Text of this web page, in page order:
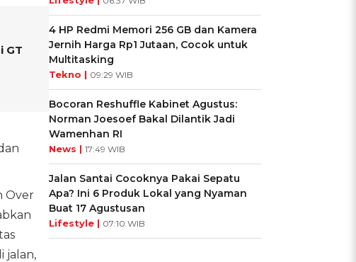
GT
Over
jalan,
4 HP Redmi Memori 256 GB dan Kamera
Jernih Harga Rp1 Jutaan, Cocok untuk
Multitasking
Tekno | 09:29 WIB
Bocoran Reshuffle Kabinet Agustus:
Norman Joesoef Bakal Dilantik Jadi
Wamenhan RI
News | 17:49 WIB
Jalan Santai Cocoknya Pakai Sepatu
Apa? Ini 6 Produk Lokal yang Nyaman
Buat 17 Agustusan
Lifestyle | 07:10 WIB